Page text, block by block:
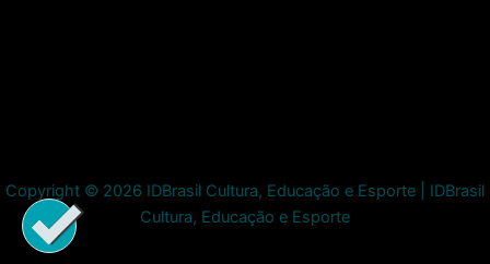
Copyright © 2026 IDBrasil Cultura, Educação e Esporte | IDBrasil
Cultura, Educação e Esporte